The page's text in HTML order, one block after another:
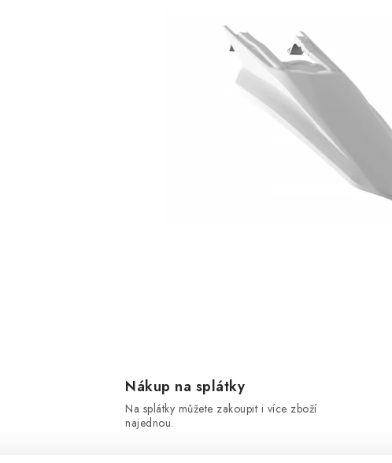
Nákup na splátky
Na splátky můžete zakoupit i více zboží
najednou.